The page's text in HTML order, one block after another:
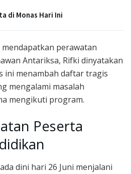
di Monas Hari Ini
perawatan
Antariksa, Rifki dinyatakan
ini menambah daftar tragis
mengalami masalah
mengikuti program.
Peserta
dini hari 26 Juni menjalani